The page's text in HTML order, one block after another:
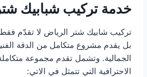
خدمة تركيب شبابيك
تركيب شابيك شتر الرياض لا تقدّم
بل يقدم مشروع متكامل من الدقة
الجمالية. وتشمل تقدم مجموعة
الاحترافية التي تتمثل في الاتي: